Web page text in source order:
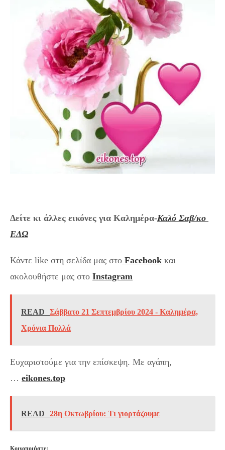
Δείτε κι άλλες εικόνες για Καλημέρα-Καλό Σαβ/κο
ΕΔΩ
Κάντε like στη σελίδα μας στο Facebook και
ακολουθήστε μας στο Instagram
READ
Σάββατο 21 Σεπτεμβρίου 2024 - Καλημέρα,
Χρόνια Πολλά
Ευχαριστούμε για την επίσκεψη. Με αγάπη,
… eikones.top
READ 28η Οκτωβρίου: Τι γιορτάζουμε
Κοινοποιήστε: